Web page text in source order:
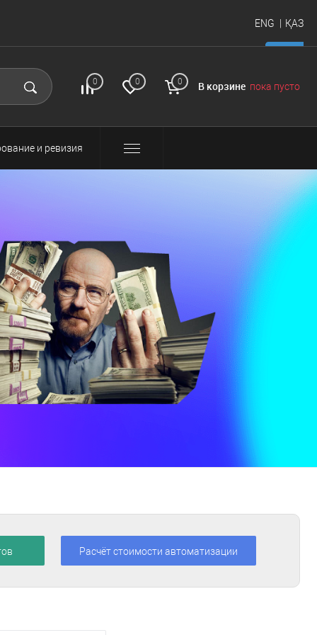
ENG ҚАЗ
регистрация
0 0 0 В корзине пока пусто
и ревизия
Расчёт стоимости автоматизации